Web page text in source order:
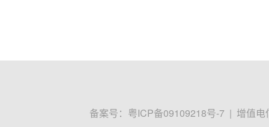
备案号： 粤ICP备09109218号-7 | 增值电